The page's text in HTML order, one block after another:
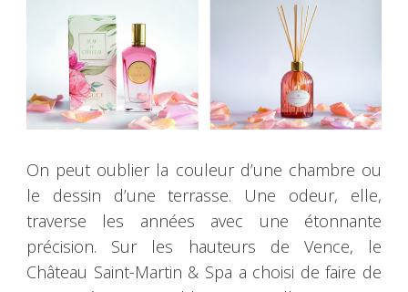
On peut oublier la couleur d’une chambre ou
le dessin d’une terrasse. Une odeur, elle,
traverse les années avec une étonnante
précision. Sur les hauteurs de Vence, le
Château Saint-Martin & Spa a choisi de faire de